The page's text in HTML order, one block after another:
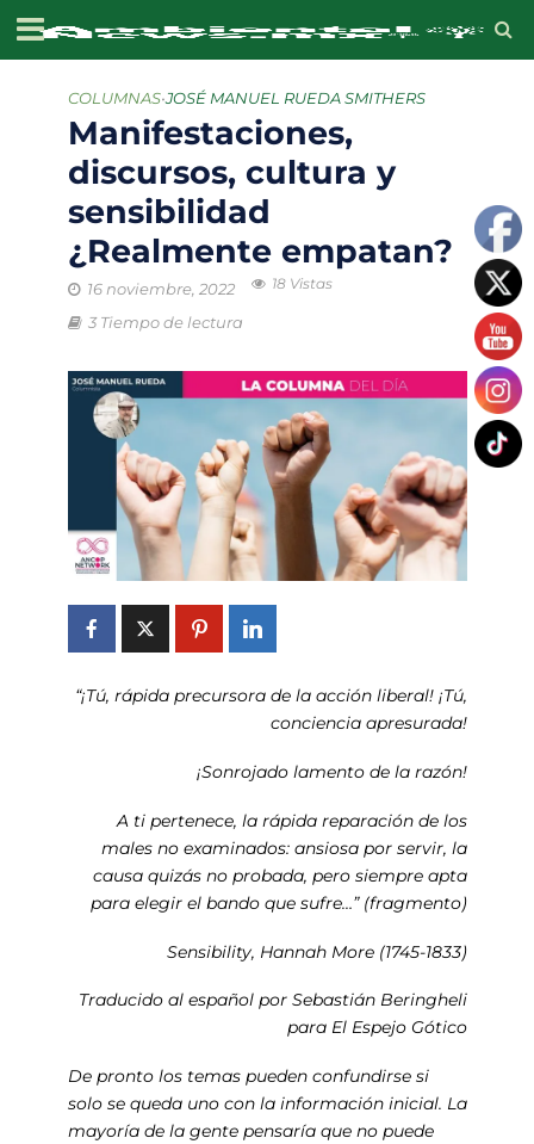
COLUMNAS•JOSÉ MANUEL RUEDA SMITHERS
Manifestaciones,
discursos, cultura y
sensibilidad
¿Realmente empatan?
16 noviembre, 2022 18 Vistas
3 Tiempo de lectura
“¡Tú, rápida precursora de la acción liberal! ¡Tú,
conciencia apresurada!
¡Sonrojado lamento de la razón!
A ti pertenece, la rápida reparación de los
males no examinados: ansiosa por servir, la
causa quizás no probada, pero siempre apta
para elegir el bando que sufre…” (fragmento)
Sensibility, Hannah More (1745-1833)
Traducido al español por Sebastián Beringheli
para El Espejo Gótico
De pronto los temas pueden confundirse si
solo se queda uno con la información inicial. La
mayoría de la gente pensaría que no puede